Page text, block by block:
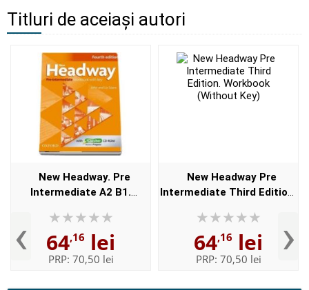
Titluri de aceiași autori
‹
New Headway. Pre
Intermediate A2 B1.
with Key. The worlds most
trusted English course
64,16 lei
PRP: 70,50 lei
New Headway Pre
Intermediate Third Edition.
64,16 lei
PRP: 70,50 lei ›